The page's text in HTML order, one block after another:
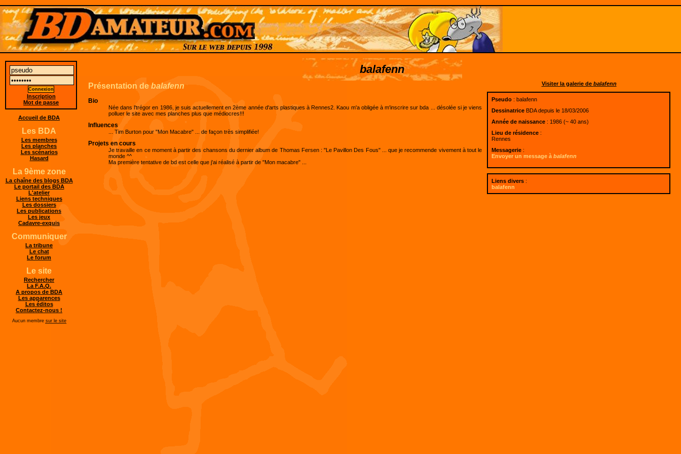
balafenn
Visiter la galerie de balafenn
Pseudo: balafenn
DessinatriceBDA depuis le 18/03/2006
Année de naissance: 1986 (~ 40 ans)
Lieu de résidence:
Rennes
Messagerie:
Envoyer un message à balafenn
Liens divers:
balafenn
Présentation de balafenn
Bio
Née dans l'trégor en 1986, je suis actuellement en 2ème année d'arts plastiques à Rennes2. Kaou m'a obligée à m'inscrire sur bda ... désolée si je viens
polluer le site avec mes planches plus que médiocres!!!
Influences
... Tim Burton pour "Mon Macabre" ... de façon très simplifiée!
Projets en cours
Je travaille en ce moment à partir des chansons du dernier album de Thomas Fersen : "Le Pavillon Des Fous" ... que je recommende vivement à tout le
monde ^^
Ma première tentative de bd est celle que j'ai réalisé à partir de "Mon macabre" ...
Inscription
Mot de passe
Accueil de BDA
Les BDA
Les membres
Les planches
Les scénarios
Hasard
La 9ème zone
La chaîne des blogs BDA
Le portail des BDA
L'atelier
Liens techniques
Les dossiers
Les publications
Les jeux
Cadavre-exquis
Communiquer
La tribune
Le chat
Le forum
Le site
Rechercher
La F.A.Q.
A propos de BDA
Les apparences
Les éditos
Contactez-nous !
Aucun membre sur le site